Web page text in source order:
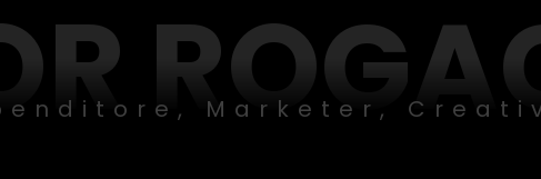
Marketer,